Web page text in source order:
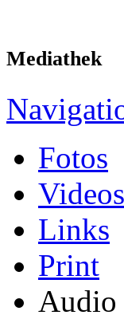
Mediathek
Fotos
Videos
Links
Print
Audio